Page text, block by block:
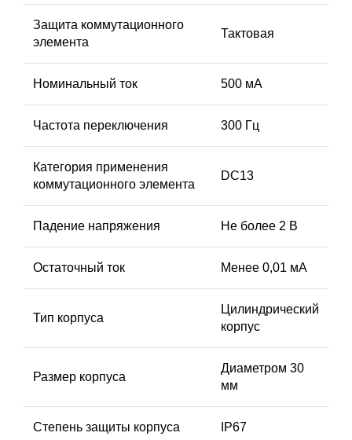
Защита коммутационного
элемента
Тактовая
Номинальный ток 500 мА
Частота переключения 300 Гц
Категория применения
коммутационного элемента
DC13
Падение напряжения Не более 2 В
Остаточный ток Менее 0,01 мА
Тип корпуса
Цилиндрический
корпус
Размер корпуса
Диаметром 30
мм
Степень защиты корпуса IP67